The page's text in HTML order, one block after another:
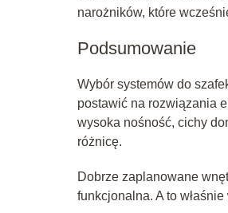
narożników, które
Podsumowanie
Wybór systemów do
postawić na rozwiązania
wysoka nośność, cichy
różnicę.
Dobrze zaplanowane
funkcjonalna. A to